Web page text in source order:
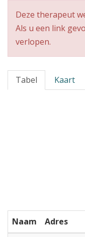
Deze therapeut
Als u een link
verlopen.
Tabel Kaart
Naam Adres